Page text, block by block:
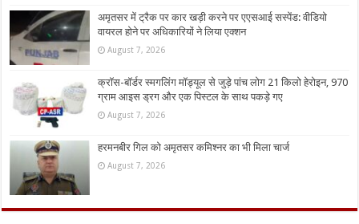
अमृतसर में ट्रैक पर कार खड़ी करने पर एएसआई सस्पेंड: वीडियो
वायरल होने पर अधिकारियों ने लिया एक्शन
August 7, 2026
क्रॉस-बॉर्डर स्मगलिंग मॉड्यूल से जुड़े पांच लोग 21 किलो हेरोइन, 970
ग्राम आइस ड्रग और एक पिस्टल के साथ पकड़े गए
August 7, 2026
हरमनबीर गिल को अमृतसर कमिश्नर का भी मिला चार्ज
August 7, 2026